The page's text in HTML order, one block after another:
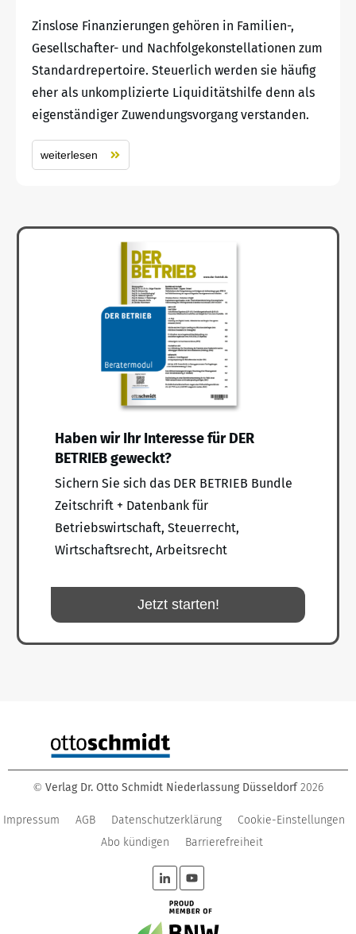
Zinslose Finanzierungen gehören in Familien-,
Gesellschafter- und Nachfolgekonstellationen zum
Standardrepertoire. Steuerlich werden sie häufig
eher als unkomplizierte Liquiditätshilfe denn als
eigenständiger Zuwendungsvorgang verstanden.
weiterlesen
Haben wir Ihr Interesse für DER
BETRIEB geweckt?
Sichern Sie sich das DER BETRIEB Bundle
Zeitschrift + Datenbank für
Betriebswirtschaft, Steuerrecht,
Wirtschaftsrecht, Arbeitsrecht
Jetzt starten!
© Verlag Dr. Otto Schmidt Niederlassung Düsseldorf 2026
Impressum AGB Datenschutzerklärung
Cookie-Einstellungen
Abo kündigen
Barrierefreiheit